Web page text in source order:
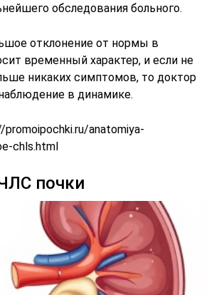
обследования больного.
отклонение от нормы в
временный характер, и если не
никаких симптомов, то доктор
в динамике.
anatomiya-
chls.html
почки